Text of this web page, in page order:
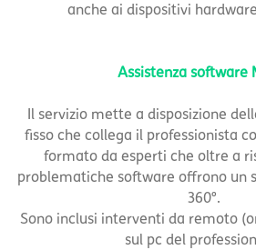
anche ai dispositivi
Assistenza software
Il servizio mette a disposizione
fisso che collega il professionista
formato da esperti che oltre a
problematiche software offrono un
360°.
Sono inclusi interventi da remoto
sul pc del